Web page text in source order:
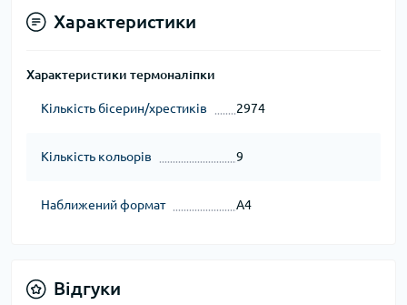
Характеристики
Характеристики термоналіпки
Кількість бісерин/хрестиків 2974
Кількість кольорів 9
Наближений формат А4
Відгуки